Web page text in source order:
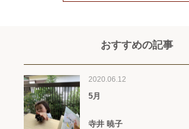
おすすめの記事
2020.06.12
5月
寺井 暁子